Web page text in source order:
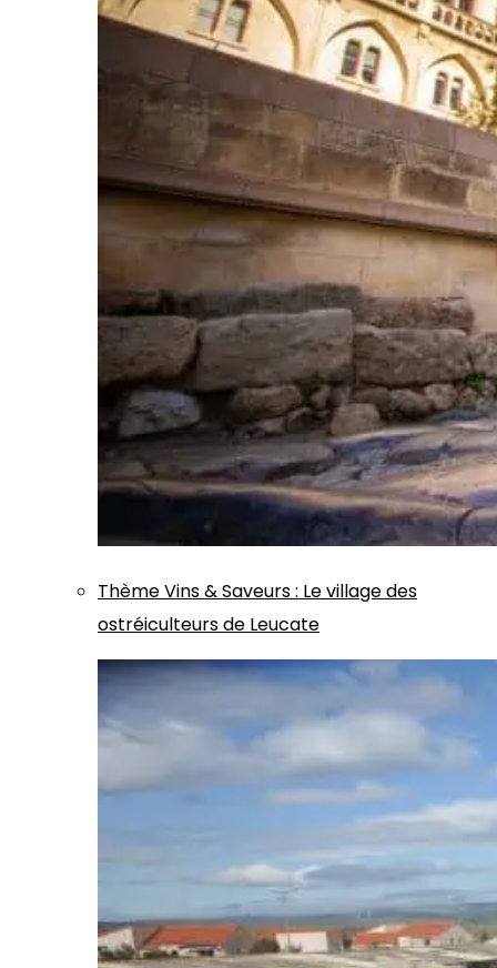
ThèmeVins & Saveurs: Le village des
ostréiculteurs de Leucate